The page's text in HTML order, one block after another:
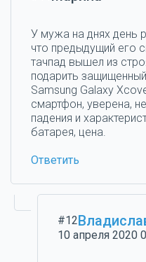
У мужа на днях день
что предыдущий его
тачпад вышел из
подарить
Samsung Galaxy
смартфон, уверена,
падения и
батарея, цена.
Ответить
#12
10 апреля 2020